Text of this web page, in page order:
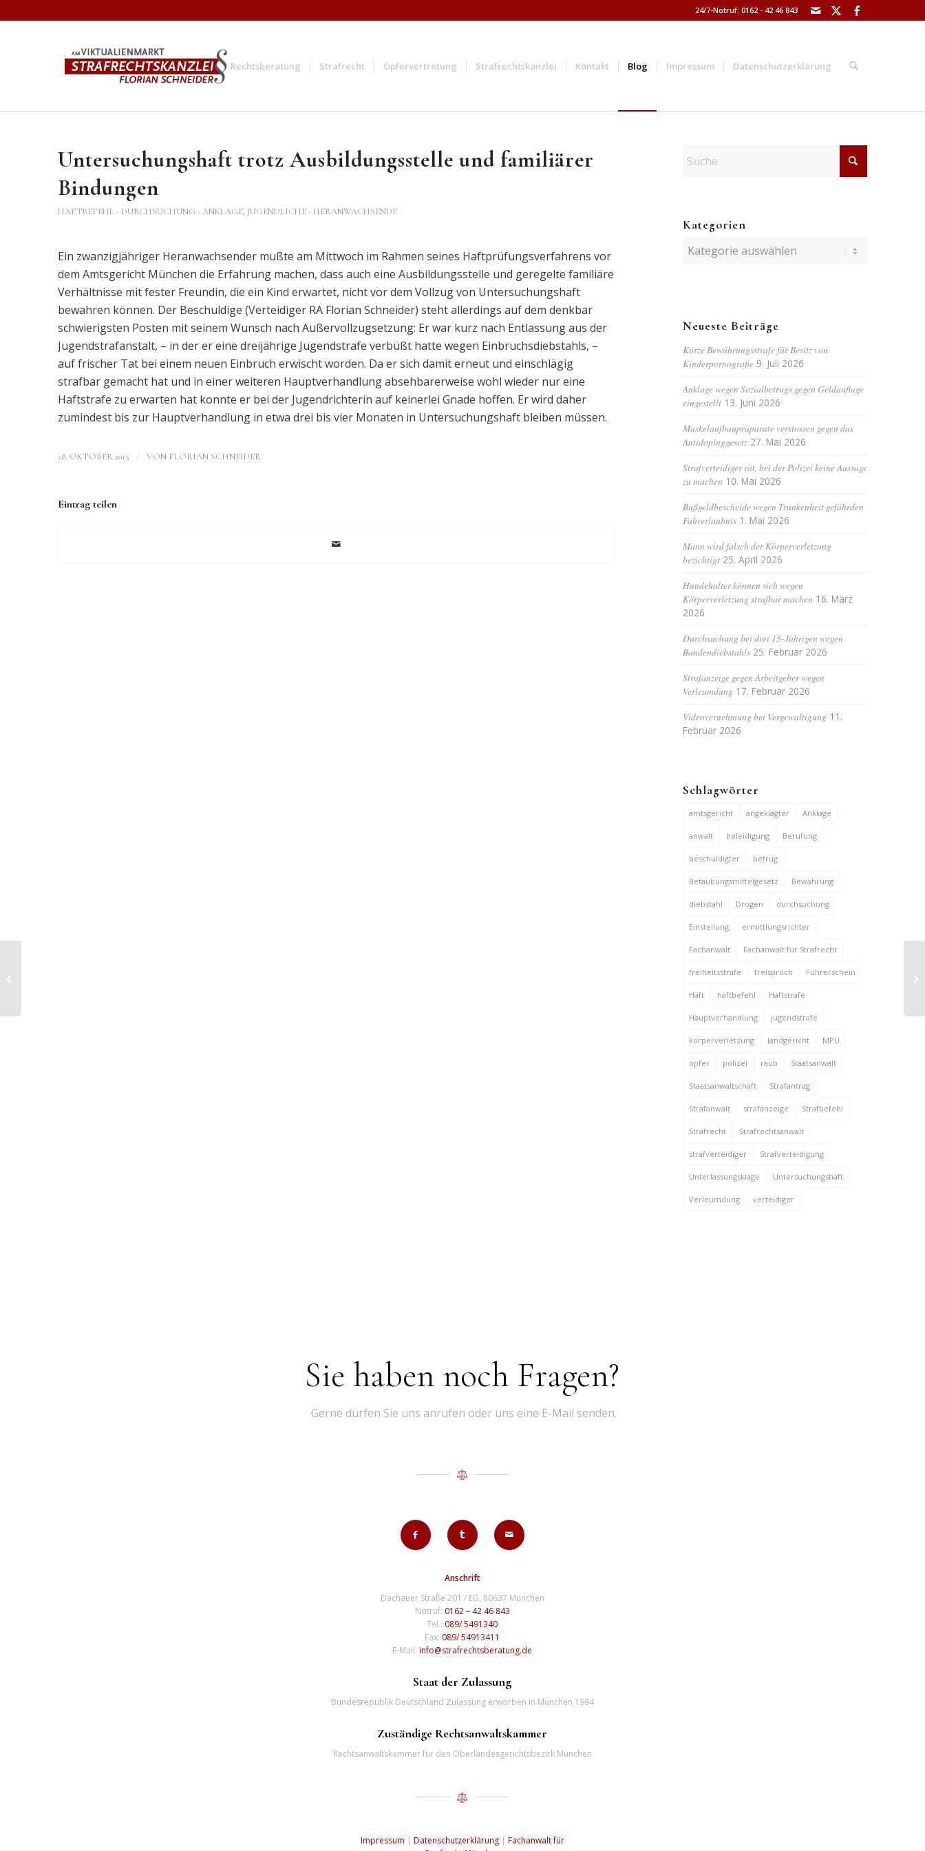
24/7-Notruf: 0162 - 42 46 843
Rechtsberatung Strafrecht Opfervertretung Strafrechtskanzlei Kontakt Blog Impressum Datenschutzerklärung
Untersuchungshaft trotz Ausbildungsstelle und familiärer
Bindungen
HAFTBEFEHL - DURCHSUCHUNG - ANKLAGE, JUGENDLICHE - HERANWACHSENDE
Ein zwanzigjähriger Heranwachsender mußte am Mittwoch im Rahmen seines Haftprüfungsverfahrens vor
dem Amtsgericht München die Erfahrung machen, dass auch eine Ausbildungsstelle und geregelte familiäre
Verhältnisse mit fester Freundin, die ein Kind erwartet, nicht vor dem Vollzug von Untersuchungshaft
bewahren können. Der Beschuldige (Verteidiger RA Florian Schneider) steht allerdings auf dem denkbar
schwierigsten Posten mit seinem Wunsch nach Außervollzugsetzung: Er war kurz nach Entlassung aus der
Jugendstrafanstalt, – in der er eine dreijährige Jugendstrafe verbüßt hatte wegen Einbruchsdiebstahls, –
auf frischer Tat bei einem neuen Einbruch erwischt worden. Da er sich damit erneut und einschlägig
strafbar gemacht hat und in einer weiteren Hauptverhandlung absehbarerweise wohl wieder nur eine
Haftstrafe zu erwarten hat konnte er bei der Jugendrichterin auf keinerlei Gnade hoffen. Er wird daher
zumindest bis zur Hauptverhandlung in etwa drei bis vier Monaten in Untersuchungshaft bleiben müssen.
28. OKTOBER 2015 / VON FLORIAN SCHNEIDER
Eintrag teilen
Kategorien
Kategorien
Neueste Beiträge
Kurze Bewährungsstrafe für Besitz von
Kinderpornografie 9. Juli 2026
Anklage wegen Sozialbetrugs gegen Geldauflage
eingestellt 13. Juni 2026
Muskelaufbaupräparate verstossen gegen das
Antidopinggesetz 27. Mai 2026
Strafverteidiger rät, bei der Polizei keine Aussage
zu machen 10. Mai 2026
Bußgeldbescheide wegen Trunkenheit gefährden
Fahrerlaubnis 1. Mai 2026
Mann wird falsch der Körperverletzung
bezichtigt 25. April 2026
Hundehalter können sich wegen
Körperverletzung strafbar machen 16. März
2026
Durchsuchung bei drei 15-Jährigen wegen
Bandendiebstahls 25. Februar 2026
Strafanzeige gegen Arbeitgeber wegen
Verleumdung 17. Februar 2026
Videovernehmung bei Vergewaltigung 11.
Februar 2026
Schlagwörter
amtsgericht angeklagter Anklage
anwalt beleidigung Berufung
beschuldigter betrug
Betäubungsmittelgesetz Bewährung
diebstahl Drogen durchsuchung
Einstellung ermittlungsrichter
Fachanwalt Fachanwalt für Strafrecht
freiheitsstrafe freispruch Führerschein
Haft haftbefehl Haftstrafe
Hauptverhandlung jugendstrafe
körperverletzung landgericht MPU
opfer polizei raub Staatsanwalt
Staatsanwaltschaft Strafantrag
Strafanwalt strafanzeige Strafbefehl
Strafrecht Strafrechtsanwalt
strafverteidiger Strafverteidigung
Unterlassungsklage Untersuchungshaft
Verleumdung verteidiger
Sie haben noch Fragen?
Gerne dürfen Sie uns anrufen oder uns eine E-Mail senden.
Anschrift
Dachauer Straße 201 / EG, 80637 München
Notruf: 0162 – 42 46 843
Tel.: 089/ 5491340
Fax: 089/ 54913411
E-Mail:info@strafrechtsberatung.de
Staat der Zulassung
Bundesrepublik Deutschland Zulassung erworben in München 1994
Zuständige Rechtsanwaltskammer
Rechtsanwaltskammer für den Oberlandesgerichtsbezirk München
Impressum | Datenschutzerklärung| Fachanwalt für